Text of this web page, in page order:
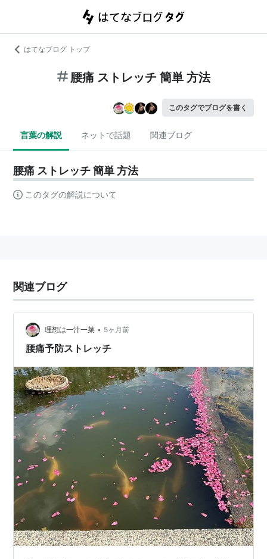
はてなブログ トップ
腰痛 ストレッチ 簡単 方法
このタグでブログを書く
言葉の解説 ネットで話題 関連ブログ
腰痛 ストレッチ 簡単 方法
このタグの解説について
関連ブログ
理想は一汁一菜 • 5ヶ月前
腰痛予防ストレッチ